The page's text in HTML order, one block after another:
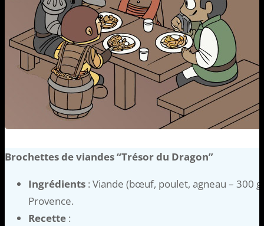
Brochettes de viandes “Trésor du Dragon”
Ingrédients : Viande (bœuf, poulet, agneau – 300
Provence.
Recette :